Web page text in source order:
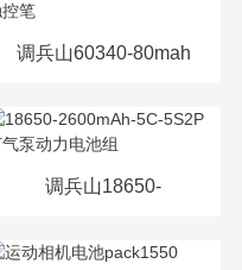
调兵山60340-80mah
调兵山18650-